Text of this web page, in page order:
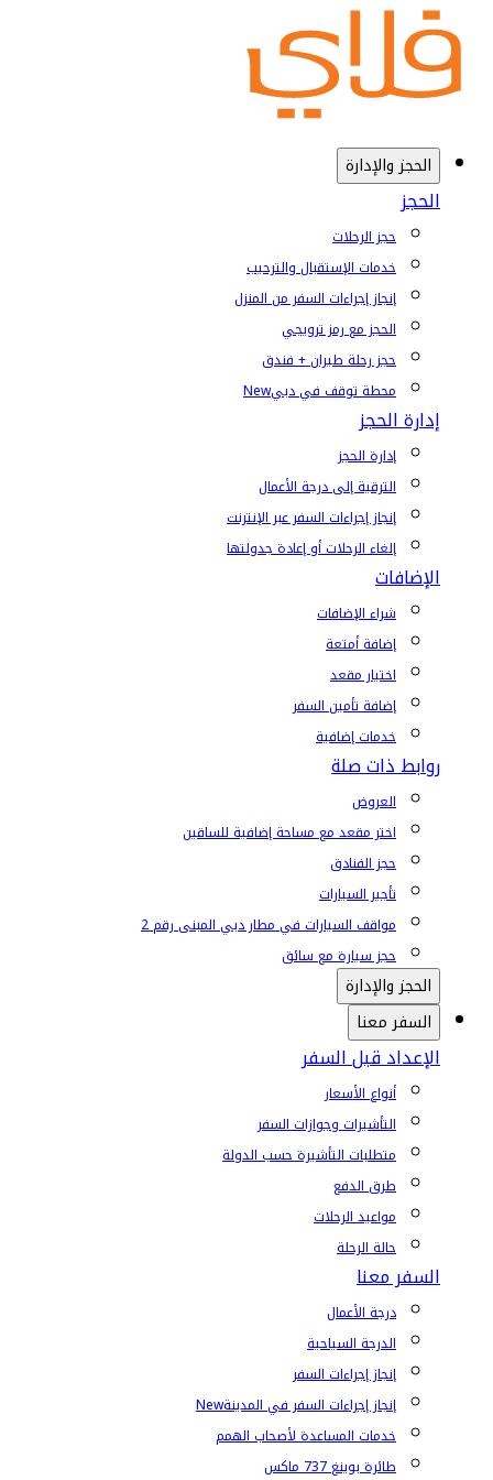
الحجز والإدارة
الحجز
حجز الرحلات
خدمات الإستقبال والترحيب
إنجاز إجراءات السفر من المنزل
الحجز مع رمز ترويجي
حجز رحلة طيران + فندق
محطة توقف في دبيNew
إدارة الحجز
إدارة الحجز
الترقية إلى درجة الأعمال
إنجاز إجراءات السفر عبر الإنترنت
إلغاء الرحلات أو إعادة جدولتها
الإضافات
شراء الإضافات
إضافة أمتعة
اختيار مقعد
إضافة تأمين السفر
خدمات إضافية
روابط ذات صلة
العروض
اختر مقعد مع مساحة إضافية للساقين
حجز الفنادق
تأجير السيارات
مواقف السيارات في مطار دبي المبنى رقم 2
حجز سيارة مع سائق
الحجز والإدارة
السفر معنا
الإعداد قبل السفر
أنواع الأسعار
التأشيرات وجوازات السفر
متطلبات التأشيرة حسب الدولة
طرق الدفع
مواعيد الرحلات
حالة الرحلة
السفر معنا
درجة الأعمال
الدرجة السياحية
إنجاز إجراءات السفر
إنجاز إجراءات السفر في المدينةNew
خدمات المساعدة لأصحاب الهمم
طائرة بوينغ 737 ماكس